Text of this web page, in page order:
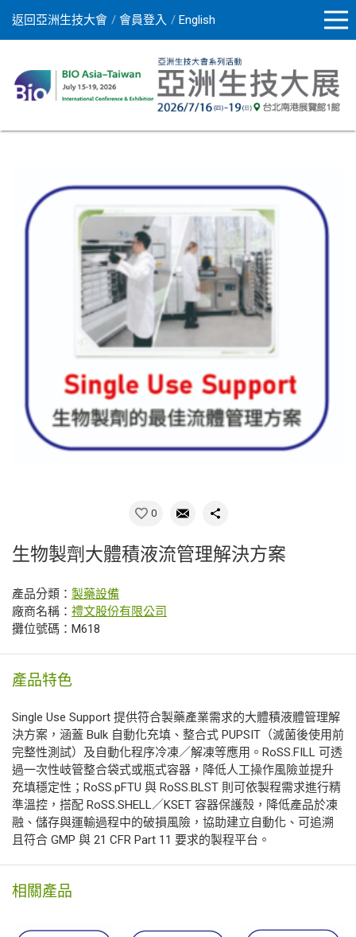
返回亞洲生技大會 會員登入 English
0
生物製劑大體積液流管理解決方案
產品分類： 製藥設備
廠商名稱： 禮文股份有限公司
攤位號碼：M618
產品特色
Single Use Support 提供符合製藥產業需求的大體積液體管理解
決方案，涵蓋 Bulk 自動化充填、整合式 PUPSIT（滅菌後使用前
完整性測試）及自動化程序冷凍／解凍等應用。RoSS.FILL 可透
過一次性岐管整合袋式或瓶式容器，降低人工操作風險並提升
充填穩定性；RoSS.pFTU 與 RoSS.BLST 則可依製程需求進行精
準溫控，搭配 RoSS.SHELL／KSET 容器保護殼，降低產品於凍
融、儲存與運輸過程中的破損風險，協助建立自動化、可追溯
且符合 GMP 與 21 CFR Part 11 要求的製程平台。
相關產品